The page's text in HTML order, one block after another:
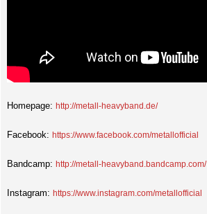
Homepage: http://metall-heavyband.de/
Facebook: https://www.facebook.com/metallofficial
Bandcamp: http://metall-heavyband.bandcamp.com/
Instagram: https://www.instagram.com/metallofficial